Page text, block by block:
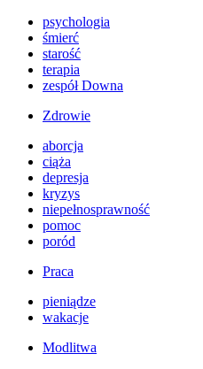
psychologia
śmierć
starość
terapia
zespół Downa
Zdrowie
aborcja
ciąża
depresja
kryzys
niepełnosprawność
pomoc
poród
Praca
pieniądze
wakacje
Modlitwa